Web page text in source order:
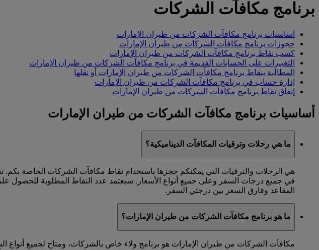
برنامج مكافآت الشركات
أساسيات برنامج مكافآت الشركات من طيران الإمارات
حجوزات برنامج مكافآت الشركات من طيران الإمارات
كسب نقاط برنامج مكافآت الشركات من طيران الإمارات
التغييرات على الحسابات القديمة في برنامج مكافآت الشركات من طيران الإمارات
المطالبة بنقاط برنامج مكافآت الشركات من طيران الإمارات أو نقلها
إدارة حساب في برنامج مكافآت الشركات من طيران الإمارات
إنفاق نقاط برنامج مكافآت الشركات من طيران الإمارات
أساسيات برنامج مكافآت الشركات من طيران الإمارات
ما هي رحلات وترقيات المكافآت الديناميكية؟
هي الرحلات والترقيات التي يمكنكم حجزها باستخدام نقاط مكافآت الشركات الخاصة بكم.
في جميع درجات السفر وعلى جميع أنواع الأسعار. سيعتمد عدد النقاط المطلوبة للحصول
المقاعد وفارق السعر بين درجتي السفر.
ما هو برنامج مكافآت الشركات من طيران الإمارات؟
مكافآت الشركات من طيران الإمارات هو برنامج ولاء خاص بالشركات، ومتاح لجميع